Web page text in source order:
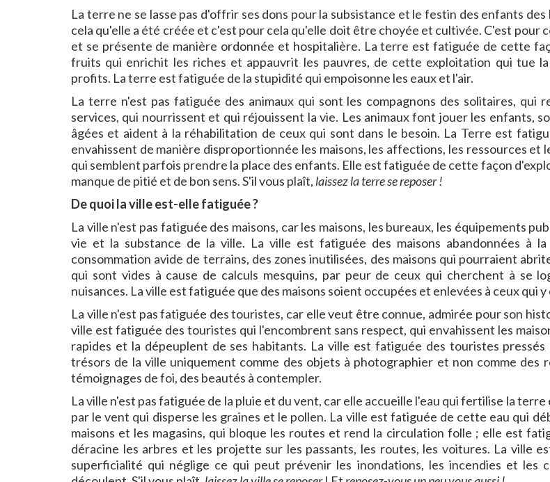
La terre ne se lasse pas d'offrir ses dons pour la subsistance et le festin des enfants des
cela qu'elle a été créée et c'est pour cela qu'elle doit être choyée et cultivée. C'est pour
et se présente de manière ordonnée et hospitalière. La terre est fatiguée de cette
fruits qui enrichit les riches et appauvrit les pauvres, de cette exploitation qui tue
profits. La terre est fatiguée de la stupidité qui empoisonne les eaux et l'air.
La terre n'est pas fatiguée des animaux qui sont les compagnons des solitaires, qui
services, qui nourrissent et qui réjouissent la vie. Les animaux font jouer les enfants,
âgées et aident à la réhabilitation de ceux qui sont dans le besoin. La Terre est
envahissent de manière disproportionnée les maisons, les affections, les ressources et
qui semblent parfois prendre la place des enfants. Elle est fatiguée de cette façon
manque de pitié et de bon sens. S'il vous plaît, laissez la terre se reposer !
De quoi la ville est-elle fatiguée ?
La ville n'est pas fatiguée des maisons, car les maisons, les bureaux, les équipements
vie et la substance de la ville. La ville est fatiguée des maisons abandonnées à
consommation avide de terrains, des zones inutilisées, des maisons qui pourraient
qui sont vides à cause de calculs mesquins, par peur de ceux qui cherchent à se
nuisances. La ville est fatiguée que des maisons soient occupées et enlevées à ceux qui
La ville n'est pas fatiguée des touristes, car elle veut être connue, admirée pour son
ville est fatiguée des touristes qui l'encombrent sans respect, qui envahissent les
rapides et la dépeuplent de ses habitants. La ville est fatiguée des touristes
trésors de la ville uniquement comme des objets à photographier et non comme des
témoignages de foi, des beautés à contempler.
La ville n'est pas fatiguée de la pluie et du vent, car elle accueille l'eau qui fertilise la terre
par le vent qui disperse les graines et le pollen. La ville est fatiguée de cette eau qui
maisons et les magasins, qui bloque les routes et rend la circulation folle ; elle est
déracine les arbres et les projette sur les passants, les routes, les voitures. La ville
superficialité qui néglige ce qui peut prévenir les inondations, les incendies et les